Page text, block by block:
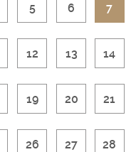
5 6 7
12 13 14
19 20 21
26 27 28